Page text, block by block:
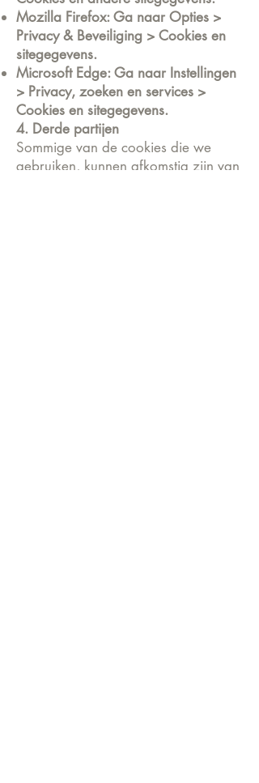
Mozilla Firefox: Ga naar Opties >
Privacy & Beveiliging > Cookies en
sitegegevens.
Microsoft Edge: Ga naar Instellingen
> Privacy, zoeken en services >
Cookies en sitegegevens.
4. Derde partijen
Sommige van de cookies die we
gebruiken, kunnen afkomstig zijn van